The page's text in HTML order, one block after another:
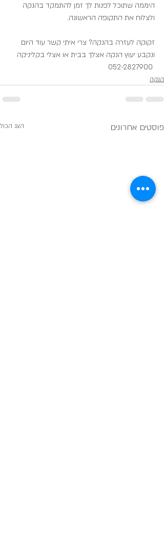
היממה שתוכל לפנות לך זמן להתמקד בהנקה
ולצלוח את התקופה הראשונה.
זקוקה לעזרה בהנקה? צרי איתי קשר עוד היום
ונקבע יעוץ הנקה אצלך בבית או אצלי בקליניקה
הנקה
פוסטים אחרונים הצג הכול